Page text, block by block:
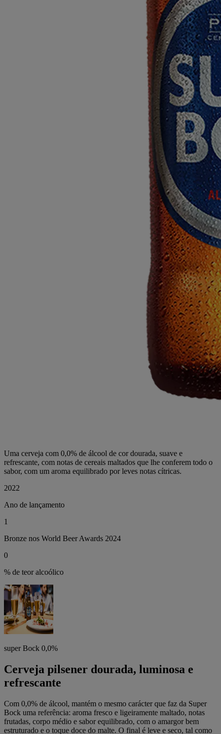
Uma cerveja com 0,0% de álcool de cor dourada, suave e
refrescante, com notas de cereais maltados que lhe conferem todo o
sabor, com um aroma equilibrado por leves notas cítricas.
2022
Ano de lançamento
1
Bronze nos World Beer Awards 2024
0
% de teor alcoólico
super Bock 0,0%
Cerveja pilsener dourada, luminosa e
refrescante
Com 0,0% de álcool, mantém o mesmo carácter que faz da Super
Bock uma referência: aroma fresco e ligeiramente maltado, notas
frutadas, corpo médio e sabor equilibrado, com o amargor bem
estruturado e o toque doce do malte. O final é leve e seco, tal como